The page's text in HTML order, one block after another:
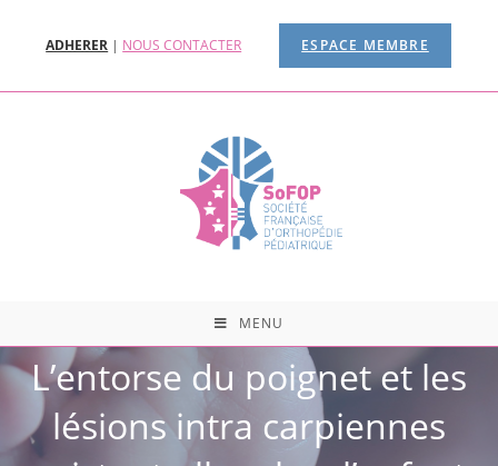
ADHERER | NOUS CONTACTER ESPACE MEMBRE
MENU
L’entorse du poignet et les
lésions intra carpiennes